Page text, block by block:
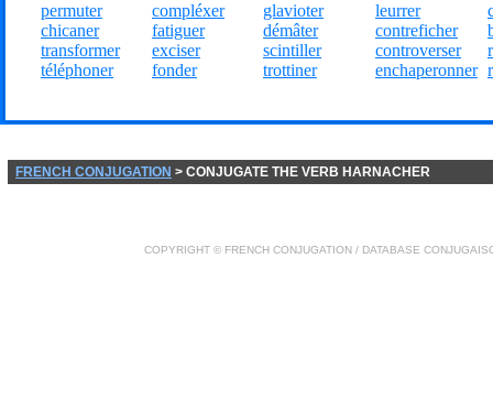
permuter
chicaner
transformer
téléphoner
compléxer
fatiguer
exciser
fonder
glavioter
démâter
scintiller
trottiner
leurrer
contreficher
controverser
enchaperonner
FRENCH CONJUGATION > CONJUGATE THE VERB HARNACHER
COPYRIGHT © FRENCH CONJUGATION / DATABASE